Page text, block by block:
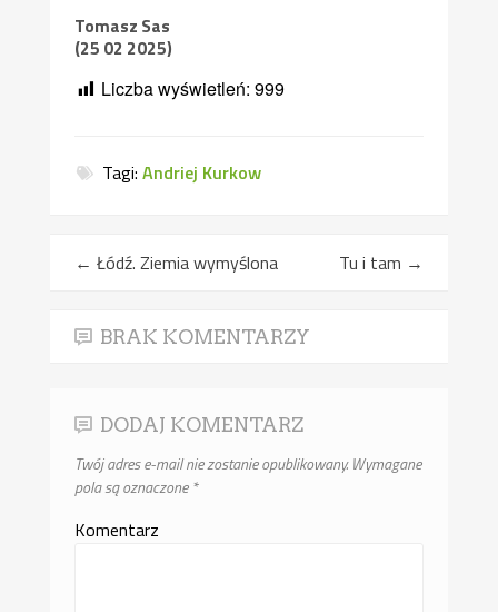
Tomasz Sas
(25 02 2025)
Liczba wyświetleń: 999
Tagi:Andriej Kurkow
← Łódź. Ziemia wymyślona Tu i tam →
BRAK KOMENTARZY
DODAJ KOMENTARZ
Twój adres e-mail nie zostanie opublikowany.Wymagane
pola są oznaczone*
Komentarz